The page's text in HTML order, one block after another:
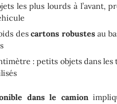
les plus lourds à l’avant,
descartons robustesau
: petits objets dans
dans le camion